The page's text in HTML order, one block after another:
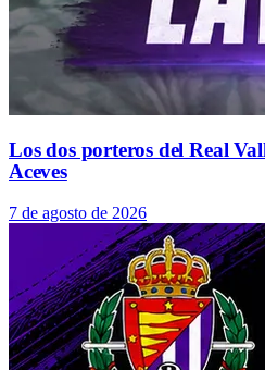
Los dos porteros del Real
Aceves
7 de agosto de 2026